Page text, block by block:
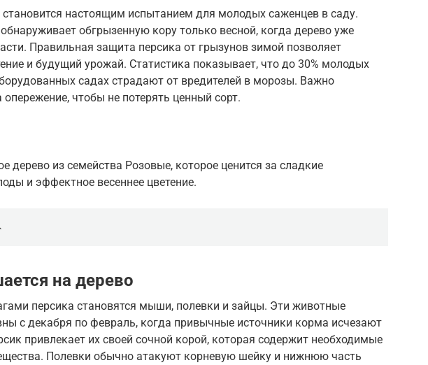
настоящим испытанием для молодых саженцев в саду.
обгрызенную кору только весной, когда дерево уже
Правильная защита персика от грызунов зимой позволяет
и будущий урожай. Статистика показывает, что до 30% молодых
садах страдают от вредителей в морозы. Важно
опережение, чтобы не потерять ценный сорт.
дерево из семейства Розовые, которое ценится за сладкие
и эффектное весеннее цветение.
на дерево
персика становятся мыши, полевки и зайцы. Эти животные
с декабря по февраль, когда привычные источники корма исчезают
привлекает их своей сочной корой, которая содержит необходимые
Полевки обычно атакуют корневую шейку и нижнюю часть